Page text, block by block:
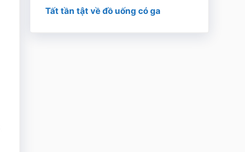
Tất tần tật về đồ uống có ga